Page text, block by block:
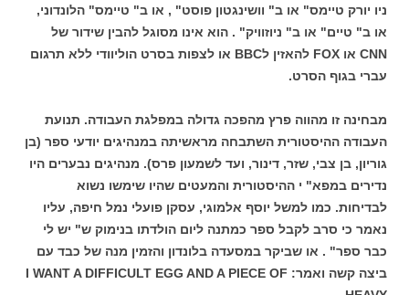
ניו יורק טיימס" או ב" וושינגטון פוסט" , או ב" טיימס" הלונדוני,
או ב" טיים" או ב" ניוזוויק" . הוא אינו מסוגל להבין שידור של
CNN או FOX להאזין לBBC או לצפות בסרט הוליוודי ללא תרגום
עברי בגוף הסרט.
מבחינה זו מהווה פרץ מהפכה גדולה במפלגת העבודה. תנועת
העבודה ההיסטורית השתבחה מראשיתה במנהיגים יודעי ספר (בן
גוריון, בן צבי, שזר, דינור, ועד לשמעון פרס). מנהיגים נבערים היו
נדירים במפא" י ההיסטורית והמעטים שהיו שימשו נשוא
לבדיחות. כמו למשל יוסף אלמוגי, עסקן פועלי נמל חיפה, עליו
נאמר כי סרב לקבל ספר כמתנה ליום הולדתו בנימוק ש" יש לי
כבר ספר" . או שביקר במסעדה בלונדון והזמין מנה של כבד עם
ביצה קשה ואמר: I WANT A DIFFICULT EGG AND A PIECE OF